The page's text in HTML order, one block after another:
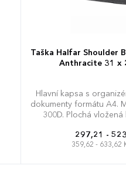
Taška Halfar Shoulder
Anthracite 31 x
Hlavní kapsa s
dokumenty formátu A4.
300D. Plochá
s nastavitelnou délkou.
suchým zipem.
297,21 -
359,62 - 633,62